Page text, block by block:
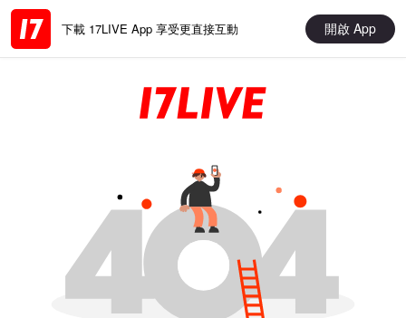
下載 17LIVE App 享受更直接互動 開啟 App